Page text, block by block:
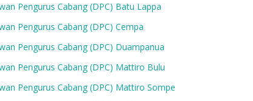
Pengurus Cabang (DPC) Batu Lappa
Pengurus Cabang (DPC) Cempa
Pengurus Cabang (DPC) Duampanua
Pengurus Cabang (DPC) Mattiro Bulu
Pengurus Cabang (DPC) Mattiro Sompe